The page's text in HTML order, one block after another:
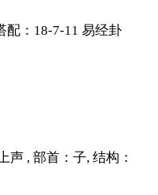
配：18-7-11 易经卦
声 , 部首：子, 结构：